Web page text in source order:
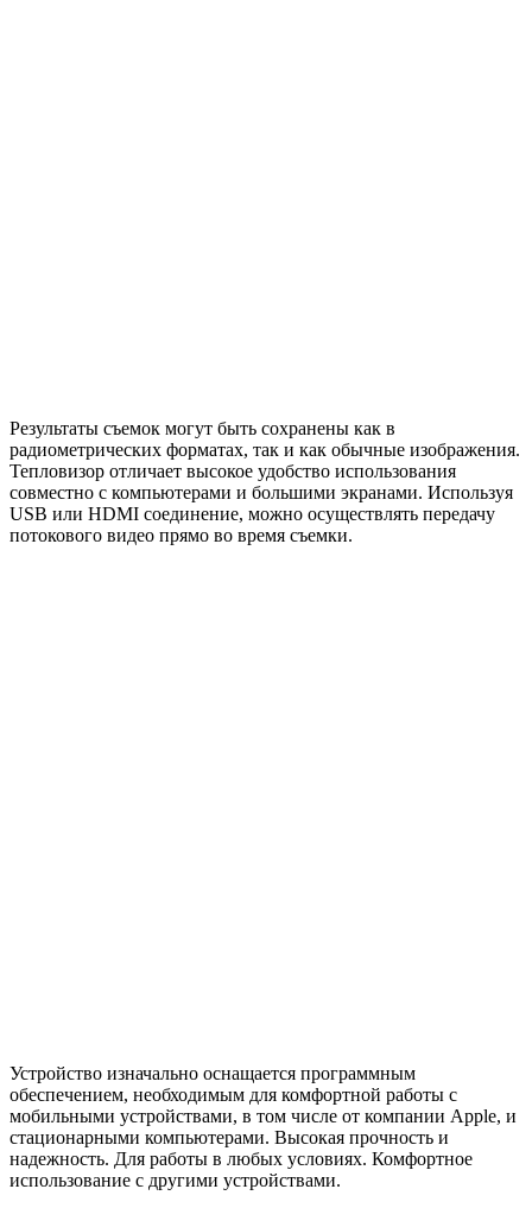
Результаты съемок могут быть сохранены как в
радиометрических форматах, так и как обычные изображения.
Тепловизор отличает высокое удобство использования
совместно с компьютерами и большими экранами. Используя
USB или HDMI соединение, можно осуществлять передачу
потокового видео прямо во время съемки.
Устройство изначально оснащается программным
обеспечением, необходимым для комфортной работы с
мобильными устройствами, в том числе от компании Apple, и
стационарными компьютерами. Высокая прочность и
надежность. Для работы в любых условиях. Комфортное
использование с другими устройствами.